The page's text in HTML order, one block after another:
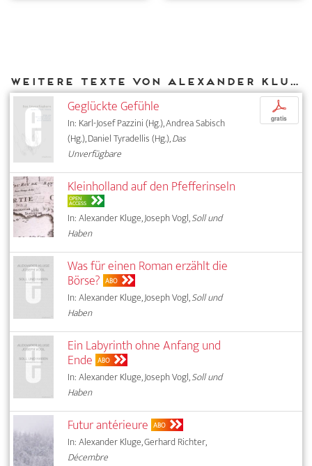
Weitere Texte von Alexander Kluge bei DIAPHANES
Geglückte Gefühle
In: Karl-Josef Pazzini (Hg.), Andrea Sabisch
(Hg.), Daniel Tyradellis (Hg.),Das
Unverfügbare
p
gratis
Kleinholland auf den Pfefferinseln
OPEN
ACCESS
In: Alexander Kluge, Joseph Vogl,Soll und
Haben
Was für einen Roman erzählt die
Börse? ABO
In: Alexander Kluge, Joseph Vogl,Soll und
Haben
Ein Labyrinth ohne Anfang und
Ende ABO
In: Alexander Kluge, Joseph Vogl,Soll und
Haben
Futur antérieure ABO
In: Alexander Kluge, Gerhard Richter,
Décembre